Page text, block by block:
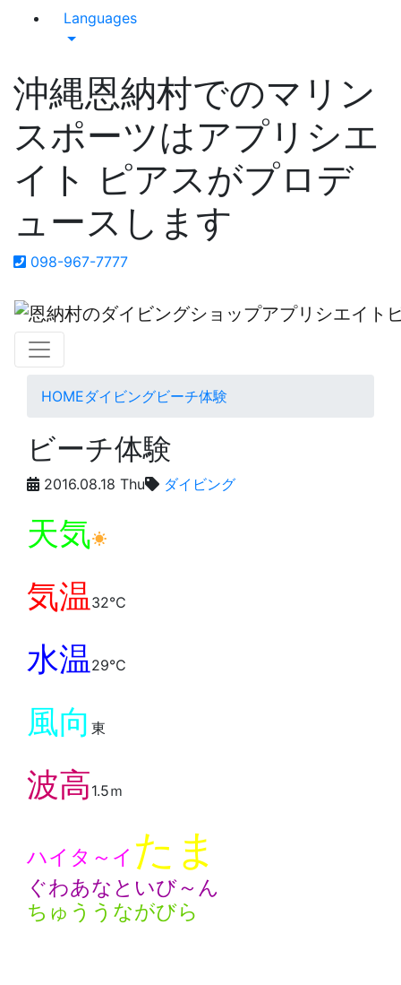
Languages
沖縄恩納村でのマリン
スポーツはアプリシエ
イト ピアスがプロデ
ュースします
098-967-7777
HOMEダイビングビーチ体験
ビーチ体験
2016.08.18 Thu ダイビング
天気
気温 32℃
水温 29℃
風向 東
波高1.5ｍ
ハイタ～イ たま
ぐわあなといび～ん
ちゅううながびら